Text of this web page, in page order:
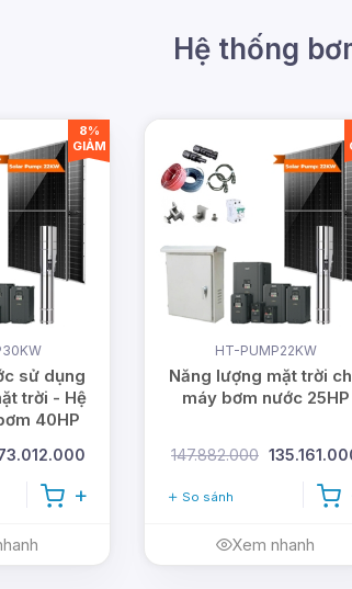
- CSKH/Bảo hành:
cskh@dmtsolar.com
- www.dmtsolar.vn
Hệ thống
sử dụng
trời - Hệ
40HP
8%
GIẢM
HT-PUMP22KW
Năng lượng mặt trời
máy bơm nước 25HP
147.882.000
So sánh
Xem nhanh